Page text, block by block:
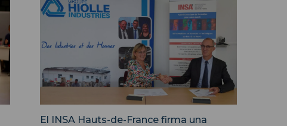
El INSA Hauts-de-France firma una